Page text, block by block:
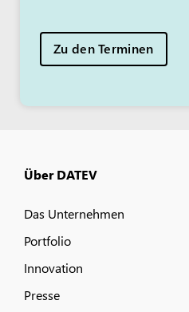
Zu den Terminen
Über DATEV
Das Unternehmen
Portfolio
Innovation
Presse